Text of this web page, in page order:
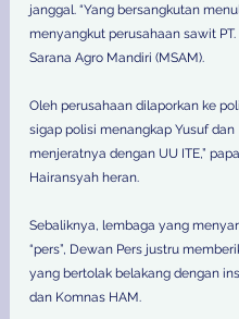
janggal. “Yang bersangkutan
menyangkut perusahaan sawit PT.
Sarana Agro Mandiri (MSAM).
Oleh perusahaan dilaporkan ke
sigap polisi menangkap Yusuf dan
menjeratnya dengan UU ITE,”
Hairansyah heran.
Sebaliknya, lembaga yang
“pers”, Dewan Pers justru
yang bertolak belakang dengan
dan Komnas HAM.